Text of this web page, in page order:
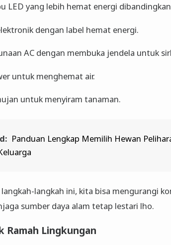
LED yang lebih hemat energi
dengan label hemat energi.
AC dengan membuka jendela untuk
untuk menghemat air.
untuk menyiram tanaman.
Panduan Lengkap Memilih Hewan
langkah ini, kita bisa mengurangi
sumber daya alam tetap lestari lho.
Ramah Lingkungan